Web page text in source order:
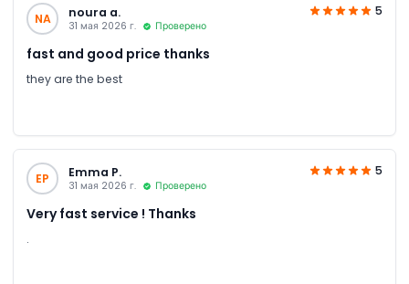
NA noura a.
31 мая 2026 г. Проверено
5
fast and good price thanks
they are the best
EP Emma P.
31 мая 2026 г. Проверено
5
Very fast service ! Thanks
.